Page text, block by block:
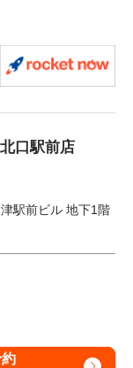
口駅前店
駅前ビル 地下1階